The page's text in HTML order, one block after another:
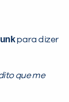
para dizer
que me